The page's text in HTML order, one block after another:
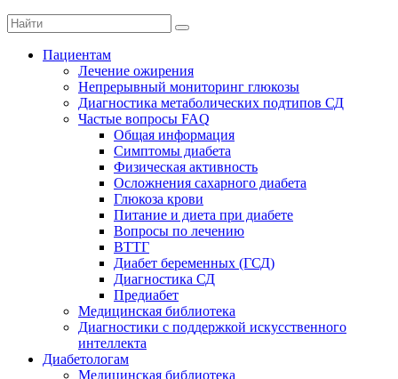
Пациентам
Лечение ожирения
Непрерывный мониторинг глюкозы
Диагностика метаболических подтипов СД
Частые вопросы FAQ
Общая информация
Симптомы диабета
Физическая активность
Осложнения сахарного диабета
Глюкоза крови
Питание и диета при диабете
Вопросы по лечению
ВТТГ
Диабет беременных (ГСД)
Диагностика СД
Предиабет
Медицинская библиотека
Диагностики с поддержкой искусственного
интеллекта
Диабетологам
Медицинская библиотека